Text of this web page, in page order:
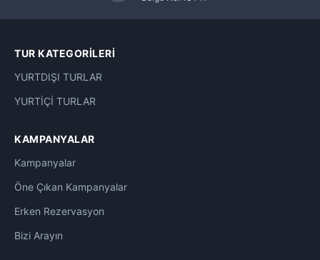
TUR KATEGORILERI
YURTDIŞI TURLAR
YURTİÇİ TURLAR
KAMPANYALAR
Kampanyalar
Öne Çıkan Kampanyalar
Erken Rezervasyon
Bizi Arayın